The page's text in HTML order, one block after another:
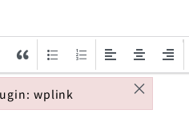
wplink ×
wplink